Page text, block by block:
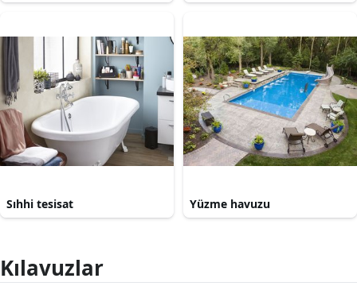
Sıhhi tesisat Yüzme havuzu
Kılavuzlar